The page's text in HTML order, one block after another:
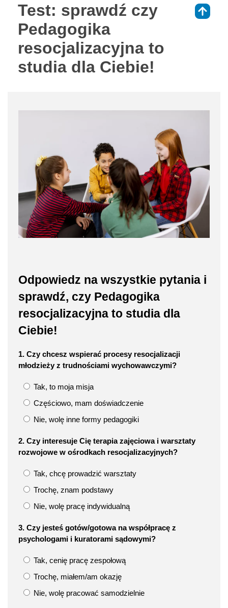
Test: sprawdź czy
Pedagogika
resocjalizacyjna to
studia dla Ciebie!
Odpowiedz na wszystkie pytania i
sprawdź, czy Pedagogika
resocjalizacyjna to studia dla
Ciebie!
1. Czy chcesz wspierać procesy resocjalizacji
młodzieży z trudnościami wychowawczymi?
Tak, to moja misja
Częściowo, mam doświadczenie
Nie, wolę inne formy pedagogiki
2. Czy interesuje Cię terapia zajęciowa i warsztaty
rozwojowe w ośrodkach resocjalizacyjnych?
Tak, chcę prowadzić warsztaty
Trochę, znam podstawy
Nie, wolę pracę indywidualną
3. Czy jesteś gotów/gotowa na współpracę z
psychologami i kuratorami sądowymi?
Tak, cenię pracę zespołową
Trochę, miałem/am okazję
Nie, wolę pracować samodzielnie